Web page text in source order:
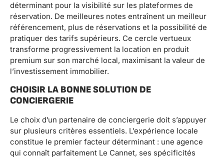
déterminant pour la visibilité sur les plateformes de
réservation. De meilleures notes entraînent un meilleur
référencement, plus de réservations et la possibilité de
pratiquer des tarifs supérieurs. Ce cercle vertueux
transforme progressivement la location en produit
premium sur son marché local, maximisant la valeur de
l’investissement immobilier.
CHOISIR LA BONNE SOLUTION DE
CONCIERGERIE
Le choix d’un partenaire de conciergerie doit s’appuyer
sur plusieurs critères essentiels. L’expérience locale
constitue le premier facteur déterminant : une agence
qui connaît parfaitement Le Cannet, ses spécificités